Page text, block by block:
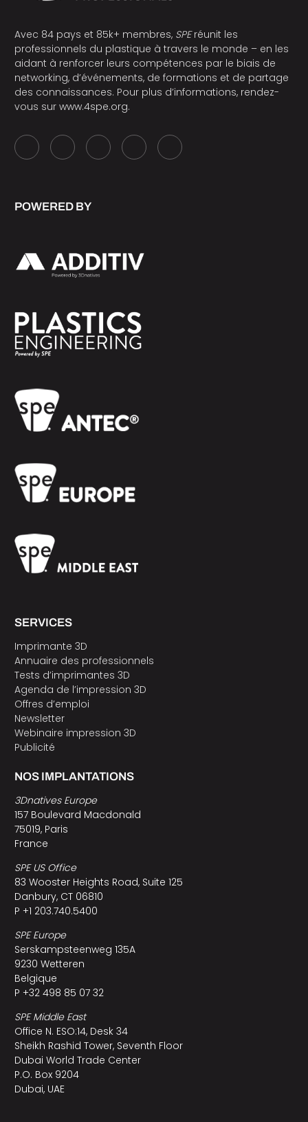
Avec 84 pays et 85k+ membres, SPEréunit les
professionnels du plastique à travers le monde – en les
aidant à renforcer leurs compétences par le biais de
networking, d’événements, de formations et de partage
des connaissances. Pour plus d’informations, rendez-
vous sur www.4spe.org.
POWERED BY
SERVICES
Imprimante 3D
Annuaire des professionnels
Tests d’imprimantes 3D
Agenda de l’impression 3D
Offres d’emploi
Newsletter
Webinaire impression 3D
Publicité
NOS IMPLANTATIONS
3Dnatives Europe
157 Boulevard Macdonald
75019, Paris
France
SPE US Office
83 Wooster Heights Road, Suite 125
Danbury, CT 06810
P +1 203.740.5400
SPE Europe
Serskampsteenweg 135A
9230 Wetteren
Belgique
P +32 498 85 07 32
SPE Middle East
Office N. ESO:14, Desk 34
Sheikh Rashid Tower, Seventh Floor
Dubai World Trade Center
P.O. Box 9204
Dubai, UAE